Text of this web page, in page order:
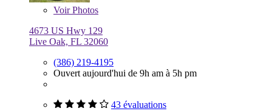
VoirPhotos
4673 US Hwy 129
Live Oak, FL 32060
(386) 219-4195
Ouvert aujourd'hui de 9h am à 5h pm
43 évaluations